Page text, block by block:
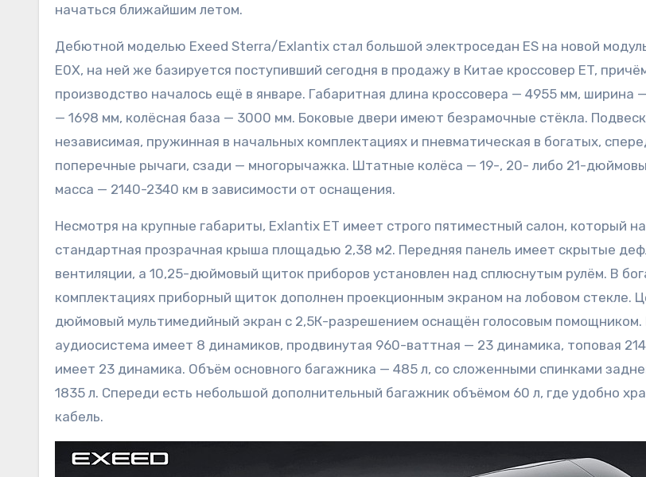
начаться ближайшим летом.
Дебютной моделью Exeed Sterra/Exlantix стал большой электроседан ES на новой
E0X, на ней же базируется поступивший сегодня в продажу в Китае кроссовер ET,
производство началось ещё в январе. Габаритная длина кроссовера — 4955 мм, ширина
— 1698 мм, колёсная база — 3000 мм. Боковые двери имеют безрамочные стёкла.
независимая, пружинная в начальных комплектациях и пневматическая в богатых,
поперечные рычаги, сзади — многорычажка. Штатные колёса — 19-, 20- либо 21-
масса — 2140-2340 км в зависимости от оснащения.
Несмотря на крупные габариты, Exlantix ET имеет строго пятиместный салон, который
стандартная прозрачная крыша площадью 2,38 м2. Передняя панель имеет скрытые
вентиляции, а 10,25-дюймовый щиток приборов установлен над сплюснутым рулём. В
комплектациях приборный щиток дополнен проекционным экраном на лобовом стекле.
дюймовый мультимедийный экран с 2,5К-разрешением оснащён голосовым помощником.
аудиосистема имеет 8 динамиков, продвинутая 960-ваттная — 23 динамика, топовая
имеет 23 динамика. Объём основного багажника — 485 л, со сложенными спинками
1835 л. Спереди есть небольшой дополнительный багажник объёмом 60 л, где удобно
кабель.